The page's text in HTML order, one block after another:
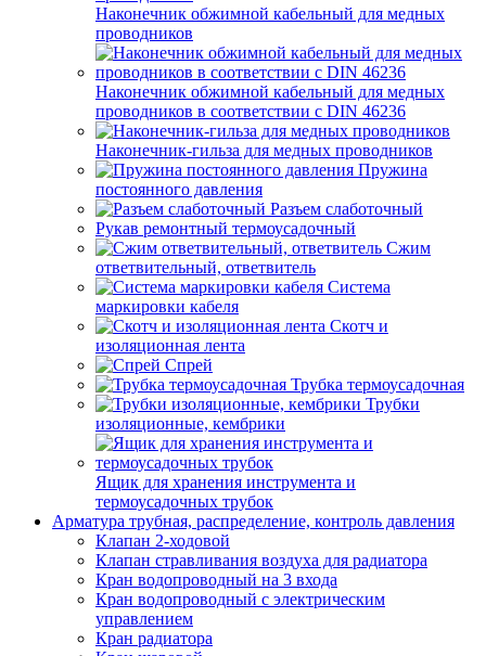
Наконечник обжимной кабельный для медных
проводников
Наконечник обжимной кабельный для медных
проводников в соответствии с DIN 46236
Наконечник-гильза для медных проводников
Пружина
постоянного давления
Разъем слаботочный
Рукав ремонтный термоусадочный
Сжим
ответвительный, ответвитель
Система
маркировки кабеля
Скотч и
изоляционная лента
Спрей
Трубка термоусадочная
Трубки
изоляционные, кембрики
Ящик для хранения инструмента и
термоусадочных трубок
Арматура трубная, распределение, контроль давления
Клапан 2-ходовой
Клапан стравливания воздуха для радиатора
Кран водопроводный на 3 входа
Кран водопроводный с электрическим
управлением
Кран радиатора